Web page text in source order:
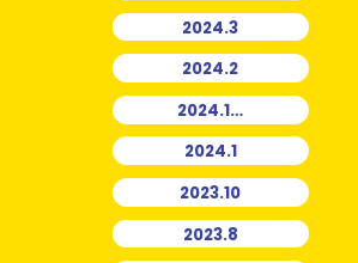
2024.3
2024.2
2024.1…
2024.1
2023.10
2023.8